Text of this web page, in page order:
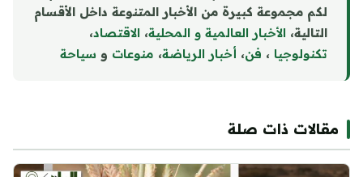
لكم مجموعة كبيرة من الأخبار المتنوعة داخل الأقسام
التالية، الأخبار العالمية و المحلية، الاقتصاد،
تكنولوجيا ، فن، أخبار الرياضة، منوعات و سياحة
مقالات ذات صلة